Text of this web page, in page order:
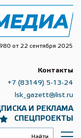
от 22 сентября 2025
И РЕКЛАМА
СПЕЦПРОЕКТЫ
Контакты
+7 (83149) 5-13-24
lsk_gazett@list.ru